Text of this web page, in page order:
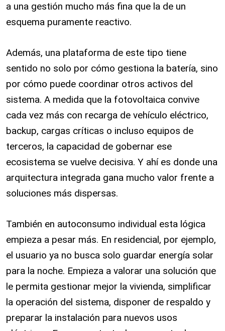
a una gestión mucho más fina que la de un
esquema puramente reactivo.
Además, una plataforma de este tipo tiene
sentido no solo por cómo gestiona la batería, sino
por cómo puede coordinar otros activos del
sistema. A medida que la fotovoltaica convive
cada vez más con recarga de vehículo eléctrico,
backup, cargas críticas o incluso equipos de
terceros, la capacidad de gobernar ese
ecosistema se vuelve decisiva. Y ahí es donde una
arquitectura integrada gana mucho valor frente a
soluciones más dispersas.
También en autoconsumo individual esta lógica
empieza a pesar más. En residencial, por ejemplo,
el usuario ya no busca solo guardar energía solar
para la noche. Empieza a valorar una solución que
le permita gestionar mejor la vivienda, simplificar
la operación del sistema, disponer de respaldo y
preparar la instalación para nuevos usos